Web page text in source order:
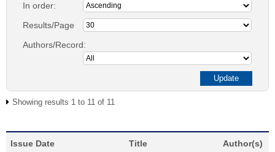
In order:
Results/Page
Authors/Record:
Showing results 1 to 11 of 11
Issue Date Title Author(s)